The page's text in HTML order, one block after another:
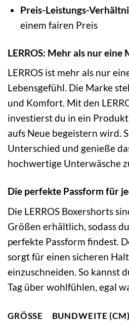
Preis-Leistungs-
einem fairen Preis
LERROS: Mehr als nur eine
LERROS ist mehr als nur
Lebensgefühl. Die Marke
und Komfort. Mit den
investierst du in ein
aufs Neue begeistern wird.
Unterschied und genieße
hochwertige Unterwäsche
Die perfekte Passform für
Die LERROS Boxershorts
Größen erhältlich, sodass
perfekte Passform findest.
sorgt für einen sicheren
einzuschneiden. So kannst
Tag über wohlfühlen, egal
GRÖSSE BUNDWEITE (CM)